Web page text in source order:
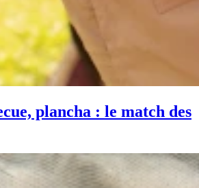
plancha : le match des